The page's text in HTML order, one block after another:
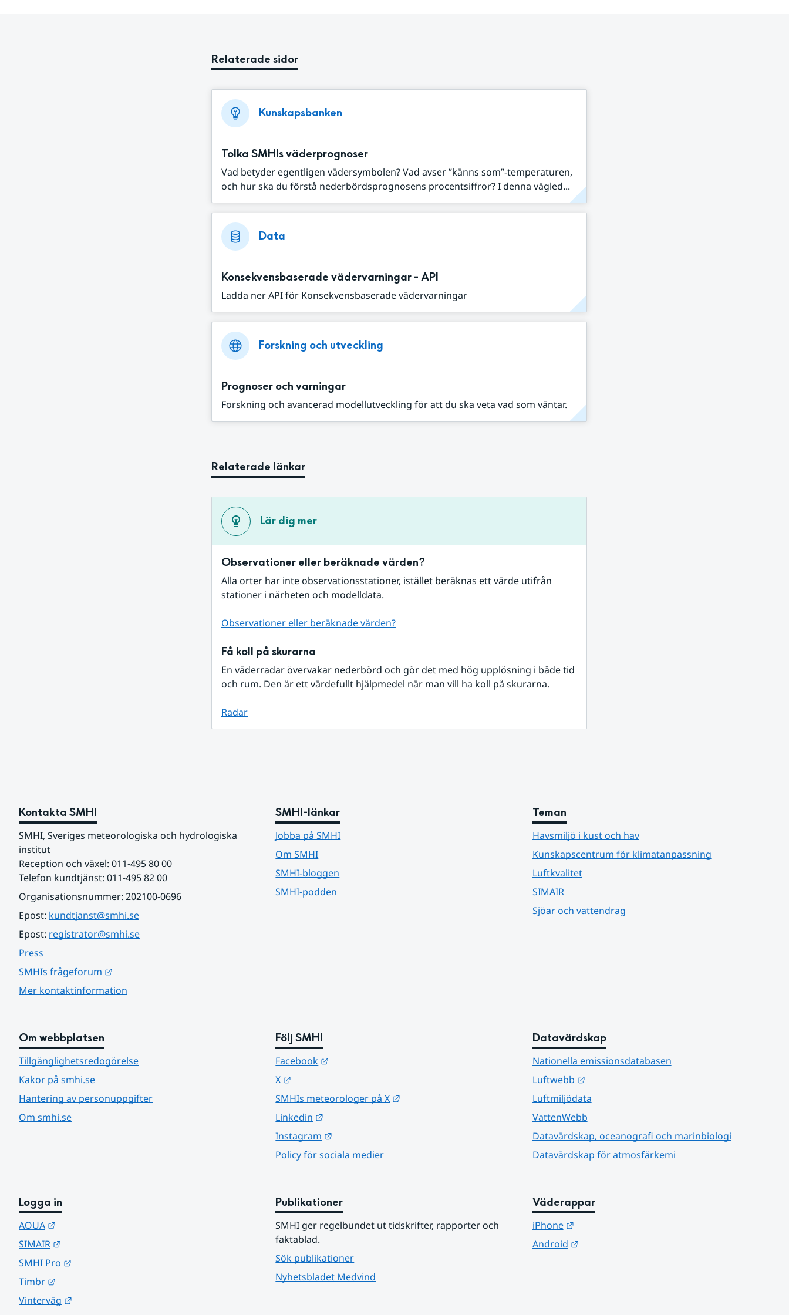
Relaterade sidor
Kunskapsbanken
Tolka SMHIs väderprognoser
Vad betyder egentligen vädersymbolen? Vad avser ”känns som”-temperaturen,
och hur ska du förstå nederbördsprognosens procentsiffror? I denna vägled...
Data
Konsekvensbaserade vädervarningar - API
Ladda ner API för Konsekvensbaserade vädervarningar
Forskning och utveckling
Prognoser och varningar
Forskning och avancerad modellutveckling för att du ska veta vad som väntar.
Relaterade länkar
Lär dig mer
Observationer eller beräknade värden?
Alla orter har inte observationsstationer, istället beräknas ett värde utifrån
stationer i närheten och modelldata.
Observationer eller beräknade värden?
Få koll på skurarna
En väderradar övervakar nederbörd och gör det med hög upplösning i både tid
och rum. Den är ett värdefullt hjälpmedel när man vill ha koll på skurarna.
Radar
Kontakta SMHI
SMHI, Sveriges meteorologiska och hydrologiska
institut
Reception och växel: 011-495 80 00
Telefon kundtjänst: 011-495 82 00
Organisationsnummer: 202100-0696
Epost: kundtjanst@smhi.se
Epost: registrator@smhi.se
Press
SMHIs frågeforum
Mer kontaktinformation
SMHI-länkar
Jobba på SMHI
Om SMHI
SMHI-bloggen
SMHI-podden
Teman
Havsmiljö i kust och hav
Kunskapscentrum för klimatanpassning
Luftkvalitet
SIMAIR
Sjöar och vattendrag
Om webbplatsen
Tillgänglighetsredogörelse
Kakor på smhi.se
Hantering av personuppgifter
Om smhi.se
Följ SMHI
Facebook
X
SMHIs meteorologer på X
Linkedin
Instagram
Policy för sociala medier
Datavärdskap
Nationella emissionsdatabasen
Luftwebb
Länk till annan webbplats.
Luftmiljödata
VattenWebb
Datavärdskap, oceanografi och marinbiologi
Datavärdskap för atmosfärkemi
Logga in
AQUA
SIMAIR
SMHI Pro
Timbr
Vinterväg
Publikationer
SMHI ger regelbundet ut tidskrifter, rapporter och
faktablad.
Sök publikationer
Nyhetsbladet Medvind
Väderappar
iPhone
Länk till annan webbplats.
Android
Länk till annan webbplats.